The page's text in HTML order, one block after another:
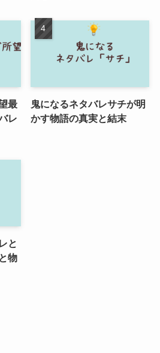
最
レ
鬼になるネタバレサチが明
かす物語の真実と結末
と
物